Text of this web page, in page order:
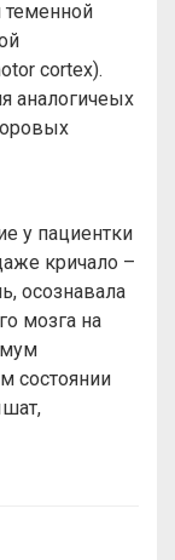
теменной
cortex).
аналогичеых
у пациентки
кричало –
осознавала
мозга на
состоянии